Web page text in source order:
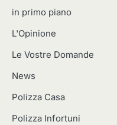
in primo piano
L'Opinione
Le Vostre Domande
News
Polizza Casa
Polizza Infortuni